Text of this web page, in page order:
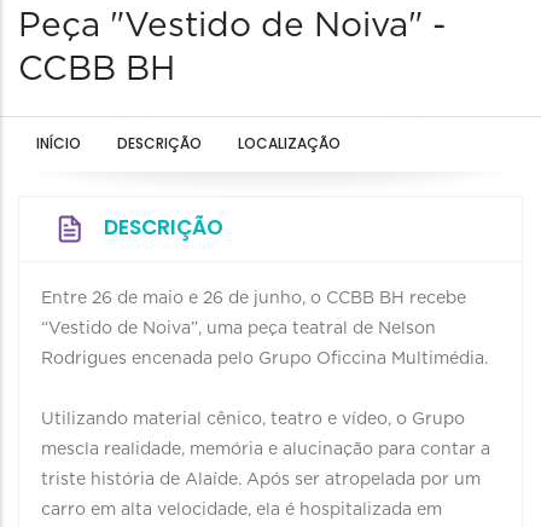
Peça "Vestido de Noiva" -
CCBB BH
INÍCIO DESCRIÇÃO LOCALIZAÇÃO
DESCRIÇÃO
Entre 26 de maio e 26 de junho, o CCBB BH recebe
“Vestido de Noiva”, uma peça teatral de Nelson
Rodrigues encenada pelo Grupo Oficcina Multimédia.
Utilizando material cênico, teatro e vídeo, o Grupo
mescla realidade, memória e alucinação para contar a
triste história de Alaíde. Após ser atropelada por um
carro em alta velocidade, ela é hospitalizada em